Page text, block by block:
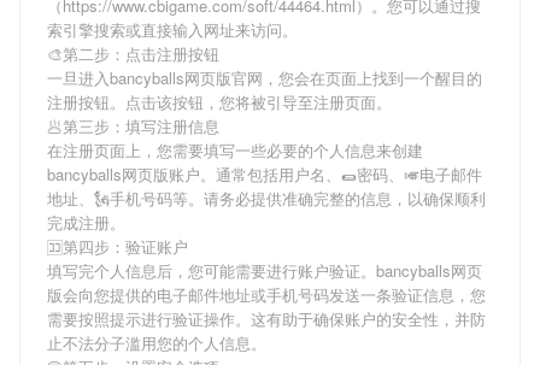
（https://www.cbigame.com/soft/44464.html）。您可以通过搜
索引擎搜索或直接输入网址来访问。
🎨第二步：点击注册按钮
一旦进入bancyballs网页版官网，您会在页面上找到一个醒目的
注册按钮。点击该按钮，您将被引导至注册页面。
🥟第三步：填写注册信息
在注册页面上，您需要填写一些必要的个人信息来创建
bancyballs网页版账户。通常包括用户名、🌯密码、🎺电子邮件
地址、🗽手机号码等。请务必提供准确完整的信息，以确保顺利
完成注册。
🈁第四步：验证账户
填写完个人信息后，您可能需要进行账户验证。bancyballs网页
版会向您提供的电子邮件地址或手机号码发送一条验证信息，您
需要按照提示进行验证操作。这有助于确保账户的安全性，并防
止不法分子滥用您的个人信息。